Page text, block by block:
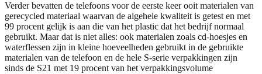
Verder bevatten de telefoons voor de eerste keer ooit materialen van
gerecycled materiaal waarvan de algehele kwaliteit is getest en met
99 procent gelijk is aan die van het plastic dat het bedrijf normaal
gebruikt. Maar dat is niet alles: ook materialen zoals cd-hoesjes en
waterflessen zijn in kleine hoeveelheden gebruikt in de gebruikte
materialen van de telefoon en de hele S-serie verpakkingen zijn
sinds de S21 met 19 procent van het verpakkingsvolume